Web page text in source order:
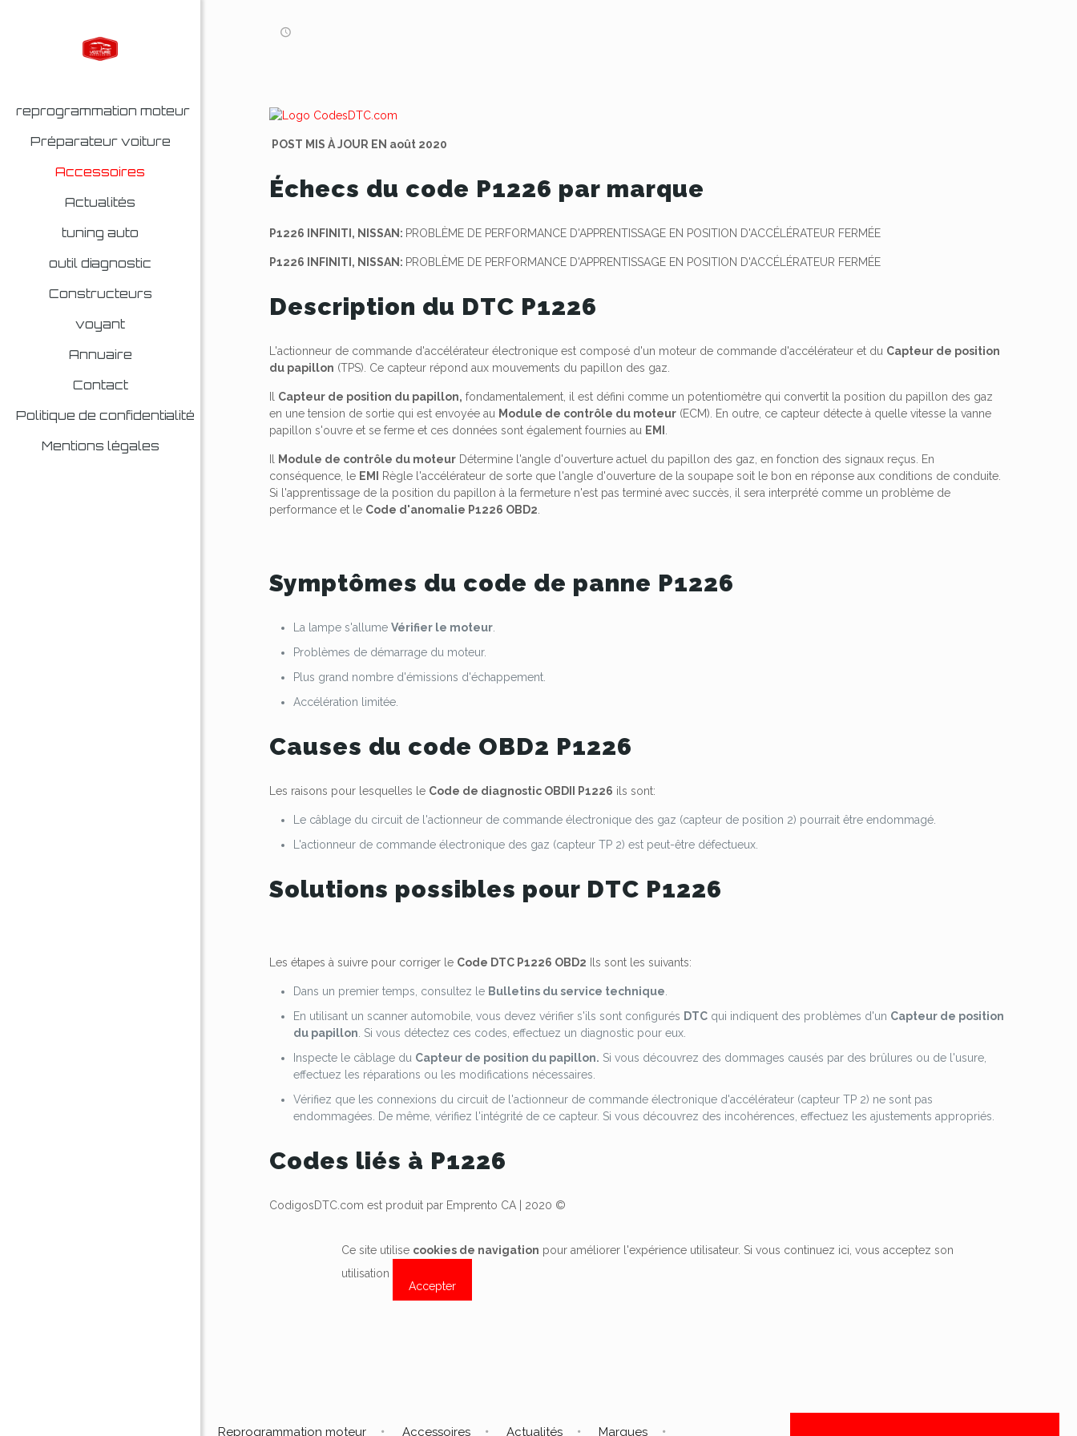
reprogrammation moteur
Préparateur voiture
Accessoires
Actualités
tuning auto
outil diagnostic
Constructeurs
voyant
Annuaire
Contact
Politique de confidentialité
Mentions légales
POST MIS À JOUR EN août 2020
Échecs du code P1226 par marque
P1226 INFINITI, NISSAN: PROBLÈME DE PERFORMANCE D'APPRENTISSAGE EN POSITION D'ACCÉLÉRATEUR FERMÉE
P1226 INFINITI, NISSAN: PROBLÈME DE PERFORMANCE D'APPRENTISSAGE EN POSITION D'ACCÉLÉRATEUR FERMÉE
Description du DTC P1226
L'actionneur de commande d'accélérateur électronique est composé d'un moteur de commande d'accélérateur et du Capteur de position
du papillon (TPS). Ce capteur répond aux mouvements du papillon des gaz.
Capteur de position du papillon, fondamentalement, il est défini comme un potentiomètre qui convertit la position du papillon des gaz
en une tension de sortie qui est envoyée au Module de contrôle du moteur (ECM). En outre, ce capteur détecte à quelle vitesse la vanne
papillon s'ouvre et se ferme et ces données sont également fournies au EMI
Module de contrôle du moteur Détermine l'angle d'ouverture actuel du papillon des gaz, en fonction des signaux reçus. En
conséquence, le EMI
Règle l'accélérateur de sorte que l'angle d'ouverture de la soupape soit le bon en réponse aux conditions de conduite.
Si l'apprentissage de la position du papillon à la fermeture n'est pas terminé avec succès, il sera interprété comme un problème de
performance et le Code d'anomalie P1226 OBD2
Symptômes du code de panne P1226
La lampe s'allumeVérifier le moteur
Problèmes de démarrage du moteur.
Plus grand nombre d'émissions d'échappement.
Accélération limitée.
Causes du code OBD2 P1226
Les raisons pour lesquelles le Code de diagnostic OBDII P1226 ils sont:
Le câblage du circuit de l'actionneur de commande électronique des gaz (capteur de position 2) pourrait être endommagé.
L'actionneur de commande électronique des gaz (capteur TP 2) est peut-être défectueux.
Solutions possibles pour DTC P1226
Les étapes à suivre pour corriger le Code DTC P1226 OBD2 Ils sont les suivants:
Dans un premier temps, consultez le Bulletins du service technique
En utilisant un scanner automobile, vous devez vérifier s'ils sont configurés DTC qui indiquent des problèmes d'un Capteur de position
du papillon . Si vous détectez ces codes, effectuez un diagnostic pour eux.
Inspecte le câblage du Capteur de position du papillon. Si vous découvrez des dommages causés par des brûlures ou de l'usure,
effectuez les réparations ou les modifications nécessaires.
Vérifiez que les connexions du circuit de l'actionneur de commande électronique d'accélérateur (capteur TP 2) ne sont pas
endommagées. De même, vérifiez l'intégrité de ce capteur. Si vous découvrez des incohérences, effectuez les ajustements appropriés.
Codes liés à P1226
CodigosDTC.com est produit par Emprento CA | 2020 ©
Ce site utilise cookies de navigation pour améliorer l'expérience utilisateur. Si vous continuez ici, vous acceptez son
utilisation
Accepter
Reprogrammation moteur Accessoires Actualités Marques